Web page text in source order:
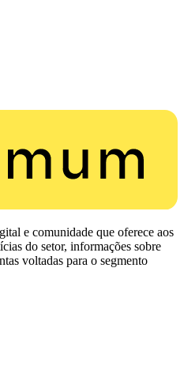
e comunidade que oferece aos
do setor, informações sobre
voltadas para o segmento